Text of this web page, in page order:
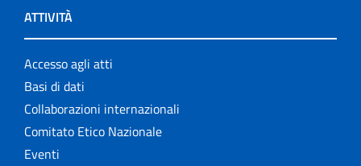
ATTIVITÀ
Accesso agli atti
Basi di dati
Collaborazioni internazionali
Comitato Etico Nazionale
Eventi